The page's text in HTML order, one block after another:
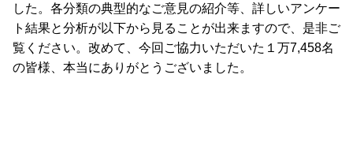
した。各分類の典型的なご意見の紹介等、詳しいアンケー
ト結果と分析が以下から見ることが出来ますので、是非ご
覧ください。改めて、今回ご協力いただいた１万7,458名
の皆様、本当にありがとうございました。